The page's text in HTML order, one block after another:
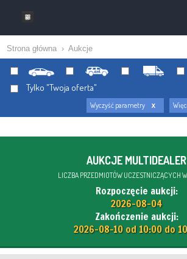
Strona główna › Aukcje
Tylko "Twoja oferta"
Wyczyść parametry
AUKCJE MULTIDEALER
LICZBA PRZEDMIOTÓW UCZESTNICZĄCYCH
Rozpoczęcie aukcji:
2026-08-04
Zakończenie aukcji:
2026-08-10 od 10:00 do